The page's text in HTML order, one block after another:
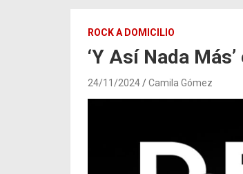
ROCK A DOMICILIO
‘Y Así Nada
24/11/2024 Camila Gómez